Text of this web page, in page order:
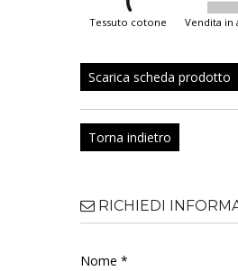
tessuto cotone vendita
Scarica scheda prodotto
Torna indietro
RICHIEDI
Nome *